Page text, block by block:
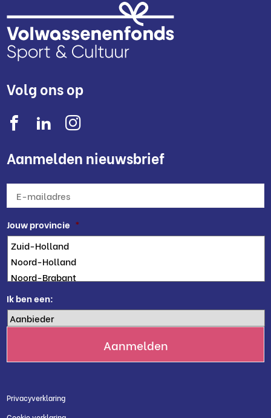
Volg ons op
Aanmelden nieuwsbrief
mailadres *
Jouw provincie *
Ik ben een:
Privacyverklaring